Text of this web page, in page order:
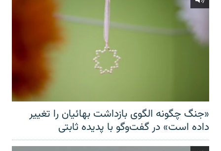
«جنگ چگونه الگوی بازداشت بهائیان را تغییر
داده است» در گفت‌وگو با پدیده ثابتی